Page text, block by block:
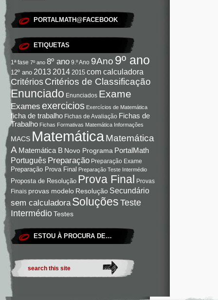
PORTALMATH@FACEBOOK
ETIQUETAS
1ª fase 7º ano 8º ano 9.º Ano 9Ano 9º ano
12º ano 2013 2014 2015 com calculadora
Critérios Critérios de Classificação
Enunciado Enunciados Exame
Exames exercicios Exercícios de Matemática
ficha de trabalho Fichas de Avaliação Fichas de
Trabalho Fichas Formativas Matemática Informações
MACS Matemática Matemática
A Matemática B Novo Programa PortalMath
Português Preparação Preparação Exame
Preparação Prova Final Preparação Teste Intermédio
Proposta de Resolução Prova Final Provas
Finais provas modelo Resolução Secundário
sem calculadora Soluções Teste
IntermédioTestes
ESTOU À PROCURA DE…